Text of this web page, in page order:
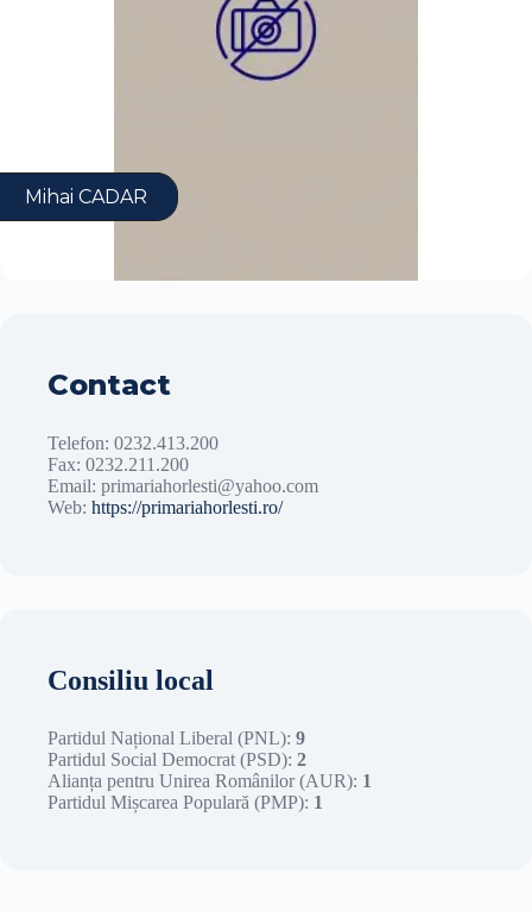
Mihai CADAR
Contact
Telefon: 0232.413.200
Fax: 0232.211.200
Email: primariahorlesti@yahoo.com
Web: https://primariahorlesti.ro/
Consiliu local
Partidul Național Liberal (PNL): 9
Partidul Social Democrat (PSD): 2
Alianța pentru Unirea Românilor (AUR): 1
Partidul Mișcarea Populară (PMP): 1